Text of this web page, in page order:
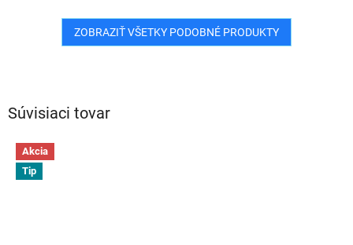
Súvisiaci tovar
Akcia
Tip
ZOBRAZIŤ VŠETKY PODOBNÉ PRODUKTY